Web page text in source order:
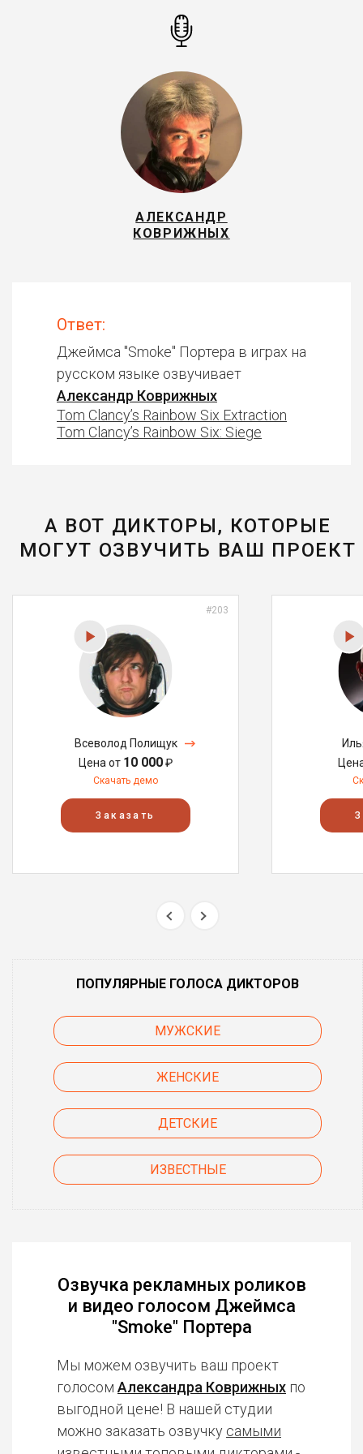
АЛЕКСАНДР
КОВРИЖНЫХ
Ответ:
Джеймса "Smoke" Портера в играх на
русском языке озвучивает
Александр Коврижных
Tom Clancy’s Rainbow Six Extraction
Tom Clancy’s Rainbow Six: Siege
А ВОТ ДИКТОРЫ, КОТОРЫЕ
МОГУТ ОЗВУЧИТЬ ВАШ ПРОЕКТ
#203
Всеволод Полищук
Цена от 10 000₽
Скачать демо
Заказать
ПОПУЛЯРНЫЕ ГОЛОСА ДИКТОРОВ
МУЖСКИЕ
ЖЕНСКИЕ
ДЕТСКИЕ
ИЗВЕСТНЫЕ
Озвучка рекламных роликов
и видео голосом Джеймса
"Smoke" Портера
Мы можем озвучить ваш проект
голосом Александра Коврижных по
выгодной цене! В нашей студии
можно заказать озвучку самыми